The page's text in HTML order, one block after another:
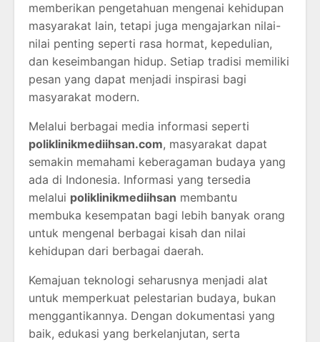
memberikan pengetahuan mengenai kehidupan
masyarakat lain, tetapi juga mengajarkan nilai-
nilai penting seperti rasa hormat, kepedulian,
dan keseimbangan hidup. Setiap tradisi memiliki
pesan yang dapat menjadi inspirasi bagi
masyarakat modern.
Melalui berbagai media informasi seperti
poliklinikmediihsan.com, masyarakat dapat
semakin memahami keberagaman budaya yang
ada di Indonesia. Informasi yang tersedia
melalui poliklinikmediihsan membantu
membuka kesempatan bagi lebih banyak orang
untuk mengenal berbagai kisah dan nilai
kehidupan dari berbagai daerah.
Kemajuan teknologi seharusnya menjadi alat
untuk memperkuat pelestarian budaya, bukan
menggantikannya. Dengan dokumentasi yang
baik, edukasi yang berkelanjutan, serta